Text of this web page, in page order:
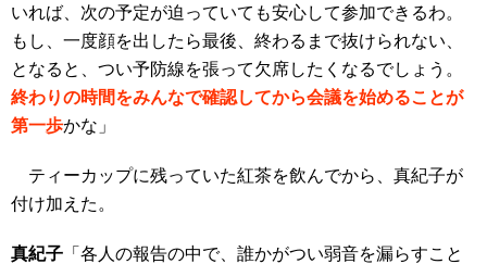
いれば、次の予定が迫っていても安心して参加できるわ。
もし、一度顔を出したら最後、終わるまで抜けられない、
となると、つい予防線を張って欠席したくなるでしょう。
終わりの時間をみんなで確認してから会議を始めることが
第一歩かな」
ティーカップに残っていた紅茶を飲んでから、真紀子が
付け加えた。
真紀子 「各人の報告の中で、誰かがつい弱音を漏らすこと